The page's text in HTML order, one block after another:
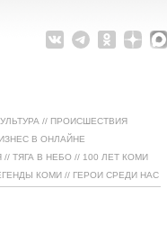
// ПРОИСШЕСТВИЯ
В ОНЛАЙНЕ
// ТЯГА В НЕБО // 100 ЛЕТ КОМИ
КОМИ // ГЕРОИ СРЕДИ НАС